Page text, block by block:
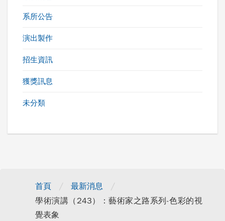
系所公告
演出製作
招生資訊
獲獎訊息
未分類
首頁 / 最新消息 /
學術演講（243）：藝術家之路系列-色彩的視
覺表象